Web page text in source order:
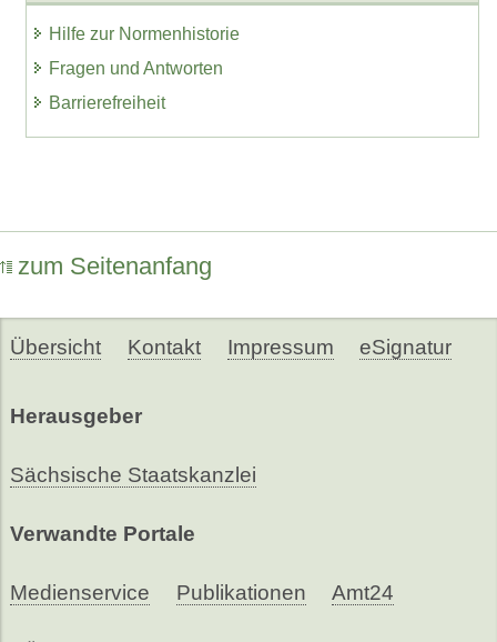
Hilfe zur Normenhistorie
Fragen und Antworten
Barrierefreiheit
zum Seitenanfang
Übersicht Kontakt Impressum eSignatur
Herausgeber
Sächsische Staatskanzlei
Verwandte Portale
Medienservice Publikationen Amt24